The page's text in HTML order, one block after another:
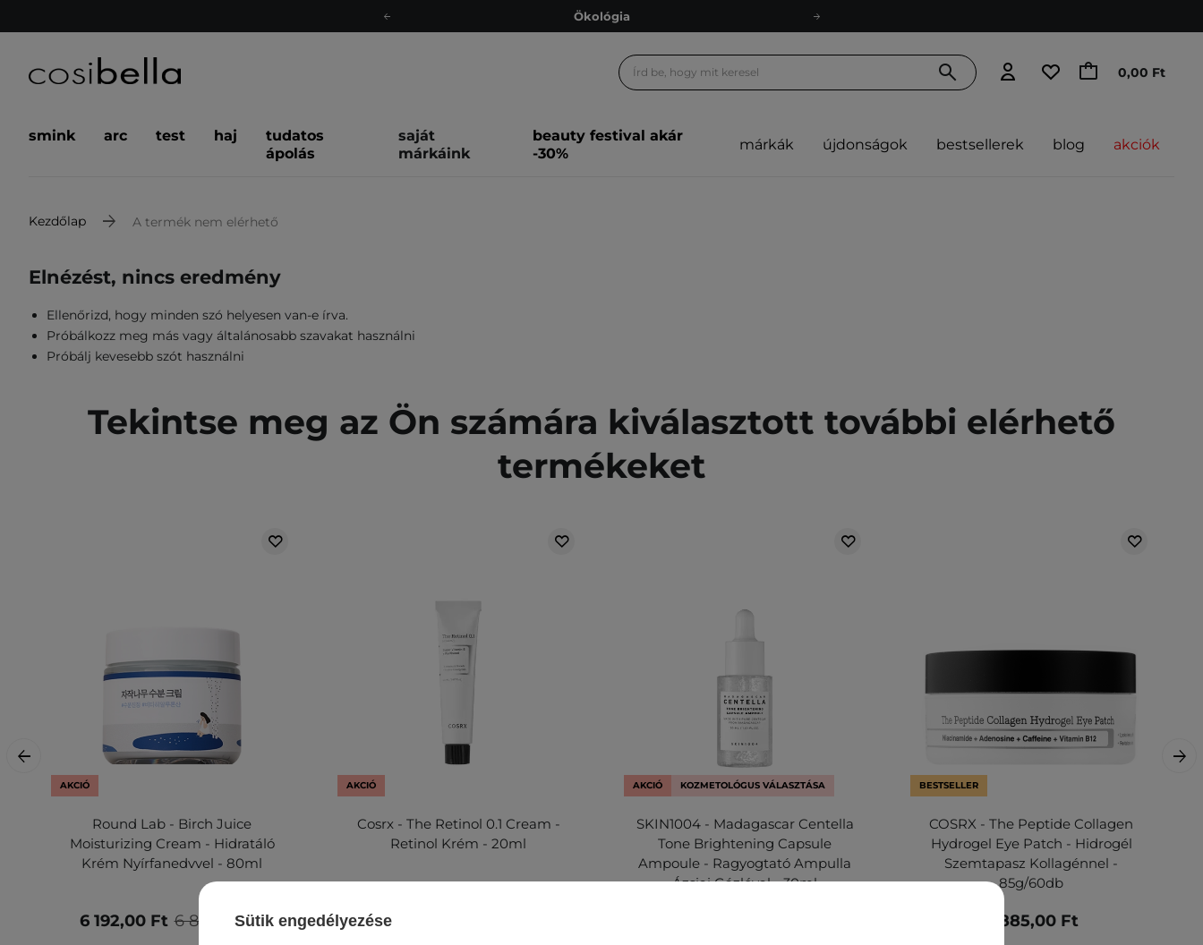
Ajándékkártya
Ingyenes szállítás 15 000 Ft-tól
Ökológia
0,00 Ft
smink arc test haj
tudatos
ápolás
saját
márkáink
beauty festival akár
-30%
márkák újdonságok bestsellerek blog akciók
Kezdőlap A termék nem elérhető
Elnézést, nincs eredmény
Ellenőrizd, hogy minden szó helyesen van-e írva.
Próbálkozz meg más vagy általánosabb szavakat használni
Próbálj kevesebb szót használni
Tekintse meg az Ön számára kiválasztott további elérhető
termékeket
AKCIÓ
Round Lab - Birch Juice
Moisturizing Cream - Hidratáló
Krém Nyírfanedvvel - 80ml
6 880,00 Ft
6 192,00 Ft
AKCIÓ
Cosrx - The Retinol 0.1 Cream -
Retinol Krém - 20ml
4 941,00 Ft
AKCIÓ KOZMETOLÓGUS VÁLASZTÁSA
SKIN1004 - Madagascar Centella
Tone Brightening Capsule
Ampoule - Ragyogtató Ampulla
Ázsiai Gázlóval - 30ml
BESTSELLER
COSRX - The Peptide Collagen
Hydrogel Eye Patch - Hidrogél
Szemtapasz Kollagénnel -
85g/60db
4 885,00 Ft
Sütik engedélyezése